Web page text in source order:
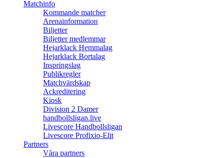
Matchinfo
Kommande matcher
Arenainformation
Biljetter
Biljetter medlemmar
Hejarklack Hemmalag
Hejarklack Bortalag
Inspringslag
Publikregler
Matchvärdskap
Ackreditering
Kiosk
Division 2 Damer
handbollsligan.live
Livescore Handbollsligan
Livescore Profixio-Elit
Partners
Våra partners